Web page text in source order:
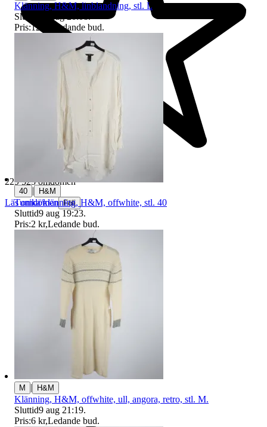
229 525 omdömen
Läs omdömen Följ
Klänning, H&M, linblandning, stl. L
Sluttid
Pris:12 kr Ledande bud.
40 | H&M
Tunika/klänning, H&M, offwhite, stl. 40
Sluttid9 aug 19:23.
Pris:2 kr,Ledande bud.
M | H&M
Klänning, H&M, offwhite, ull, angora, retro, stl. M.
Sluttid9 aug 21:19.
Pris:6 kr,Ledande bud.